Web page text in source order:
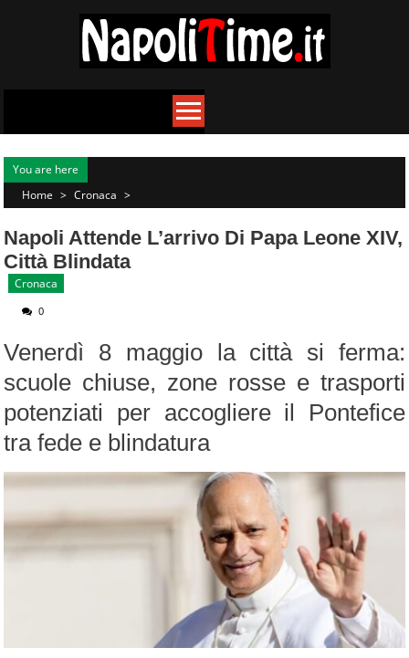
You are here
Home > Cronaca >
Napoli Attende L’arrivo Di Papa Leone XIV,
Città Blindata
Cronaca
0
Venerdì 8 maggio la città si ferma:
scuole chiuse, zone rosse e trasporti
potenziati per accogliere il Pontefice
tra fede e blindatura